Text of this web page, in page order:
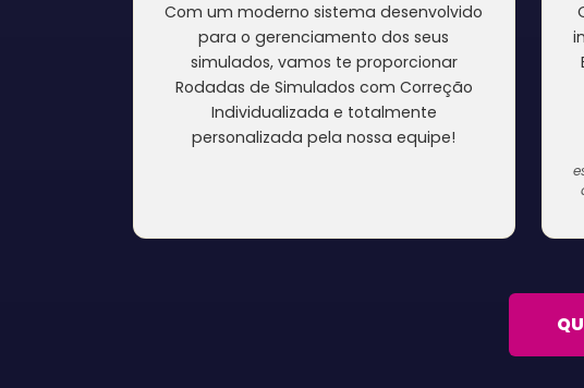
Com um moderno sistema desenvolvido
para o gerenciamento dos seus
simulados, vamos te proporcionar
Rodadas de Simulados com Correção
Individualizada e totalmente
personalizada pela nossa equipe!